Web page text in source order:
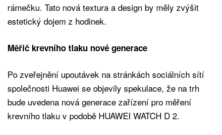
rámečku. Tato nová textura a design by měly zvýšit
estetický dojem z hodinek.
Měřič krevního tlaku nové generace
Po zveřejnění upoutávek na stránkách sociálních sítí
společnosti Huawei se objevily spekulace, že na trh
bude uvedena nová generace zařízení pro měření
krevního tlaku v podobě HUAWEI WATCH D 2.